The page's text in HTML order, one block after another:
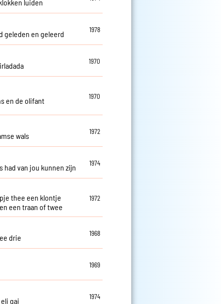
luiden
geleden en geleerd 1978
1970
en de olifant 1970
wals 1972
had van jou kunnen zijn 1974
thee een klontje
een traan of twee
1972
drie 1968
1969
gai 1974